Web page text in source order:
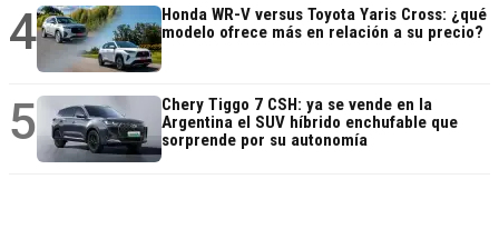
4
Honda WR-V versus Toyota Yaris Cross: ¿qué
modelo ofrece más en relación a su precio?
5
Chery Tiggo 7 CSH: ya se vende en la
Argentina el SUV híbrido enchufable que
sorprende por su autonomía